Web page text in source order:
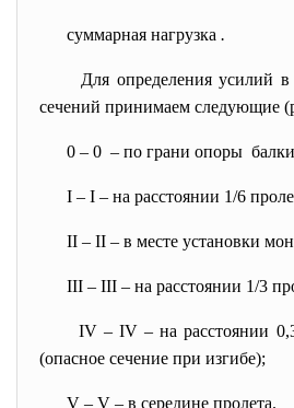
суммарная нагрузка .
Для определения усилий в
сечений принимаем следующие
0 – 0 – по грани опоры
I – I – на расстоянии 1/6
II – II – в месте установки
III – III – на расстоянии 1/3
IV – IV – на расстоянии
(опасное сечение при изгибе);
V – V – в середине пролета.